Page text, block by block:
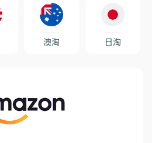
澳淘 日淘